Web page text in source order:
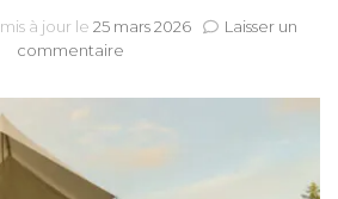
mis à jour le 25 mars 2026
Laisser un
commentaire
le